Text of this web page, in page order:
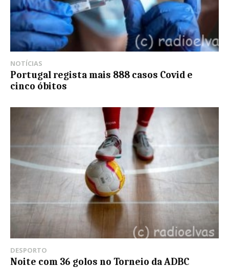
NOTÍCIAS
Portugal regista mais 888 casos Covid e
cinco óbitos
DESPORTO
Noite com 36 golos no Torneio da ADBC